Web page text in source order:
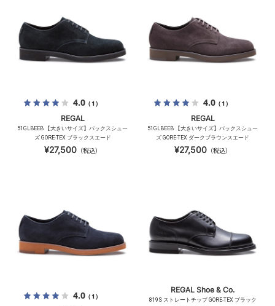
4.0（1）
REGAL
51GLBEEB 【大きいサイズ】バックスシュー
ズ GORE-TEX ブラックスエード
¥27,500（税込）
4.0（1）
REGAL
51GLBEEB 【大きいサイズ】バックスシュー
ズ GORE-TEX ダークブラウンスエード
¥27,500（税込）
4.0（1）
REGAL Shoe & Co.
819S ストレートチップ GORE-TEX ブラック